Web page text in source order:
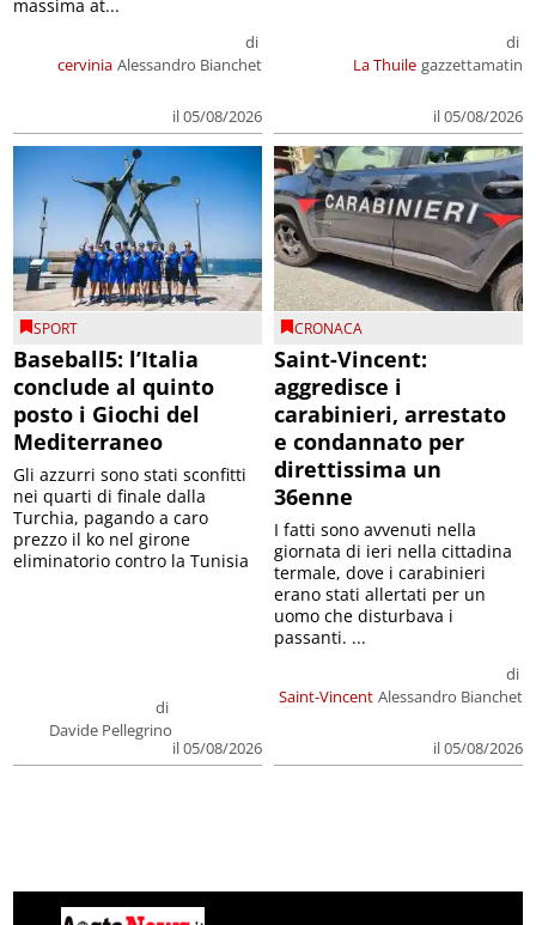
cervinia
di
Alessandro Bianchet
il 05/08/2026
massima at...
La Thuile
di
gazzettamatin
il 05/08/2026
SPORT
Baseball5: l’Italia
conclude al quinto
posto i Giochi del
Mediterraneo
di
Davide Pellegrino
il 05/08/2026
Gli azzurri sono stati sconfitti
nei quarti di finale dalla
Turchia, pagando a caro
prezzo il ko nel girone
eliminatorio contro la Tunisia
CRONACA
Saint-Vincent:
aggredisce i
carabinieri, arrestato
e condannato per
direttissima un
36enne
Saint-Vincent
di
Alessandro Bianchet
il 05/08/2026
I fatti sono avvenuti nella
giornata di ieri nella cittadina
termale, dove i carabinieri
erano stati allertati per un
uomo che disturbava i
passanti. ...